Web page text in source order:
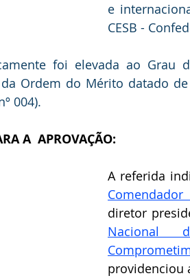
e
CESB -
foi elevada ao Grau
Ordem do Mérito datado
004).
A  APROVAÇÃO:
diretor
Nacional
providenciou